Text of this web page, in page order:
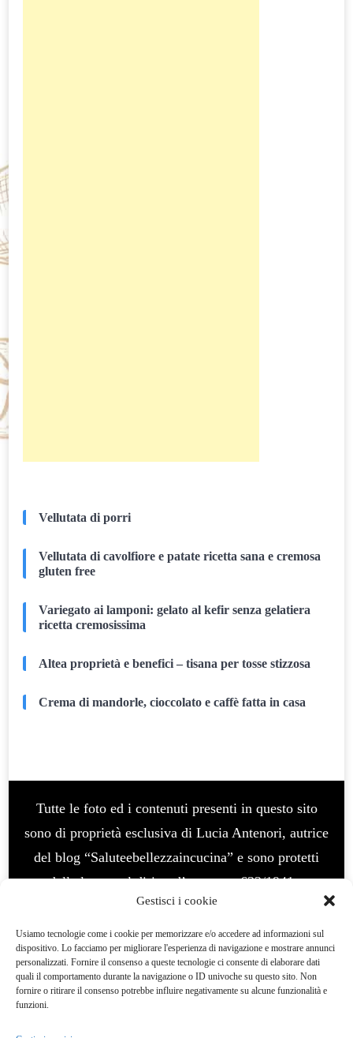
Gestisci i cookie
Usiamo tecnologie come i cookie per memorizzare e/o accedere ad informazioni sul
dispositivo. Lo facciamo per migliorare l'esperienza di navigazione e mostrare annunci
personalizzati. Fornire il consenso a queste tecnologie ci consente di elaborare dati
quali il comportamento durante la navigazione o ID univoche su questo sito. Non
fornire o ritirare il consenso potrebbe influire negativamente su alcune funzionalità e
funzioni.
Vellutata di porri
Vellutata di cavolfiore e patate ricetta sana e cremosa
gluten free
Variegato ai lamponi: gelato al kefir senza gelatiera
ricetta cremosissima
Altea proprietà e benefici – tisana per tosse stizzosa
Crema di mandorle, cioccolato e caffè fatta in casa
Tutte le foto ed i contenuti presenti in questo sito
sono di proprietà esclusiva di Lucia Antenori, autrice
del blog “Saluteebellezzaincucina” e sono protetti
dalla legge sul diritto d’autore n. 633/1941 e
successive modifiche. E’ vietato l’uso per fini
commerciali, vietata la modifica e manipolazione. La
violazione del diritto d’autore è un reato e
perseguibile legalmenteQuesto blog non rappresenta
una testata giornalistica. In quanto viene aggiornato